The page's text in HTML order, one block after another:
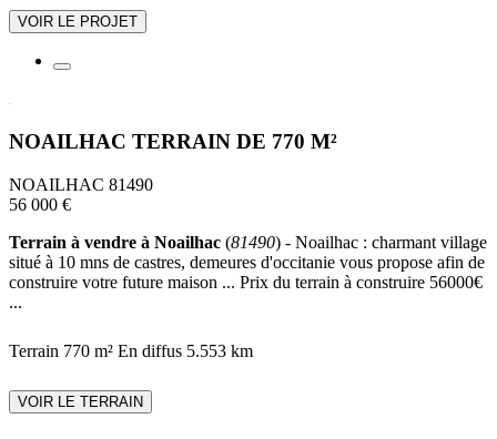
VOIR LE PROJET
NOAILHAC TERRAIN DE 770 M²
NOAILHAC 81490
56 000 €
Terrain à vendre à Noailhac (81490) - Noailhac : charmant village
situé à 10 mns de castres, demeures d'occitanie vous propose afin de
construire votre future maison ... Prix du terrain à construire 56000€
...
Terrain 770 m² En diffus 5.553 km
VOIR LE TERRAIN